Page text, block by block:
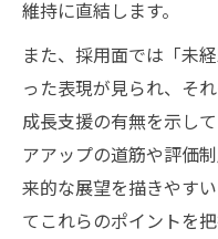
ント
維持に直結します。
また、採用面では「未
った表現が見られ、そ
成長支援の有無を示し
アアップの道筋や評価
来的な展望を描きやす
てこれらのポイントを